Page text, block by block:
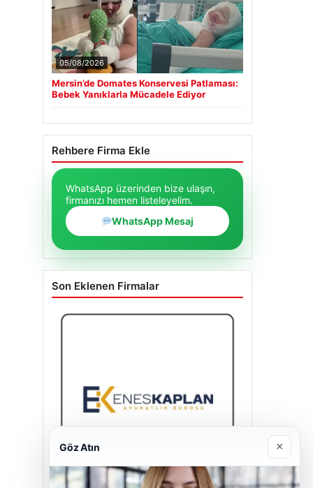
05/08/2026
Mersin’de Domates Konservesi Patlaması:
Bebek Yanıklarla Mücadele Ediyor
Rehbere Firma Ekle
WhatsApp üzerinden bize ulaşın,
firmanızı hemen listeleyelim.
WhatsApp Mesaj
Son Eklenen Firmalar
Göz Atın ×